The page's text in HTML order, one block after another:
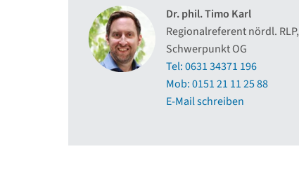
Dr. phil. Timo Karl
Regionalreferent nördl. RLP,
Schwerpunkt OG
Tel: 0631 34371 196
Mob: 0151 21 11 25 88
E-Mail schreiben